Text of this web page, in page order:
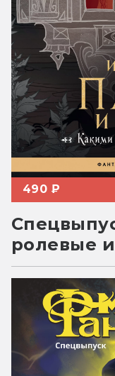
490 ₽
ролевые